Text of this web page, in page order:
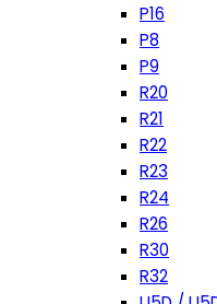
P16
P8
P9
R20
R21
R22
R23
R24
R26
R30
R32